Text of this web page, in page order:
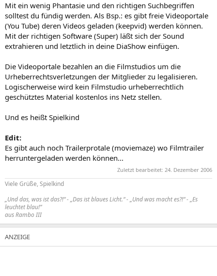
Mit ein wenig Phantasie und den richtigen Suchbegriffen
solltest du fündig werden. Als Bsp.: es gibt freie Videoportale
(You Tube) deren Videos geladen (keepvid) werden können.
Mit der richtigen Software (Super) läßt sich der Sound
extrahieren und letztlich in deine DiaShow einfügen.
Die Videoportale bezahlen an die Filmstudios um die
Urheberrechtsverletzungen der Mitglieder zu legalisieren.
Logischerweise wird kein Filmstudio urheberrechtlich
geschütztes Material kostenlos ins Netz stellen.
Und es heißt Spielkind
Edit:
Es gibt auch noch Trailerprotale (moviemaze) wo Filmtrailer
herruntergeladen werden können...
Zuletzt bearbeitet: 24. Dezember 2006
Viele Grüße, Spielkind
„Und das, was ist das?!“ - „Das ist blaues Licht.“ - „Und was macht es?!“ - „Es
leuchtet blau!“
aus Rambo III